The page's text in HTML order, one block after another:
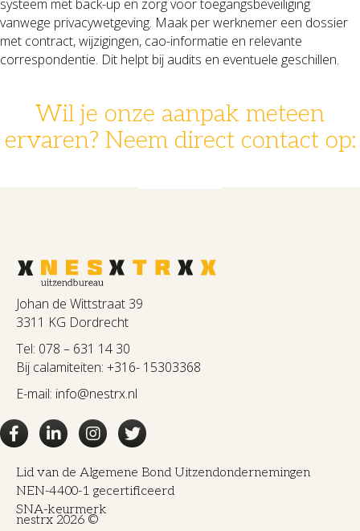
systeem met back-up en zorg voor toegangsbeveiliging
vanwege privacywetgeving. Maak per werknemer een dossier
met contract, wijzigingen, cao-informatie en relevante
correspondentie. Dit helpt bij audits en eventuele geschillen.
Wil je onze aanpak meteen
ervaren? Neem direct contact op:
Johan de Wittstraat 39
3311 KG Dordrecht
Tel: 078 – 631 14 30
Bij calamiteiten: +316- 15303368
E-mail: info@nestrx.nl
Lid van de Algemene Bond Uitzendondernemingen
NEN-4400-1 gecertificeerd
SNA-keurmerk
nestrx 2026 ©